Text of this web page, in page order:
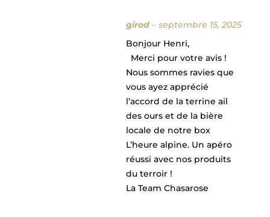
girod – septembre 15, 2025
Bonjour Henri,
Merci pour votre avis !
Nous sommes ravies que
vous ayez apprécié
l’accord de la terrine ail
des ours et de la bière
locale de notre box
L’heure alpine. Un apéro
réussi avec nos produits
du terroir !
La Team Chasarose